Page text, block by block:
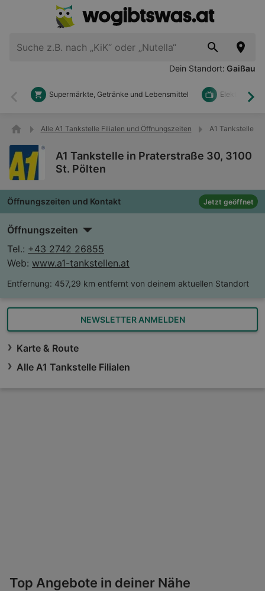
Dein Standort: Gaißau
Zurück
Supermärkte, Getränke und Lebensmittel Elektronik
Alle A1 Tankstelle Filialen und Öffnungszeiten A1 Tankstelle in
A1 Tankstelle in Praterstraße 30, 3100
St. Pölten
Öffnungszeiten und Kontakt Jetzt geöffnet
Öffnungszeiten
Tel.: +43 2742 26855
Web: www.a1-tankstellen.at
Entfernung: 457,29 km entfernt von deinem aktuellen Standort
NEWSLETTER ANMELDEN
Karte & Route
Alle A1 Tankstelle Filialen
Top Angebote in deiner Nähe